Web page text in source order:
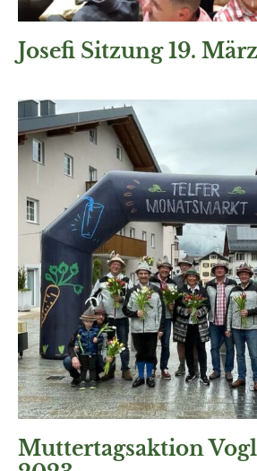
Josefi Sitzung 19.
Muttertagsaktion